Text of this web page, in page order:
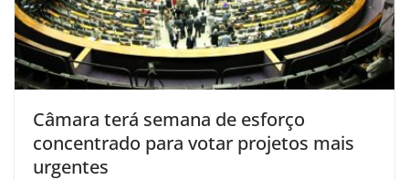
Câmara terá semana de esforço
concentrado para votar projetos mais
urgentes